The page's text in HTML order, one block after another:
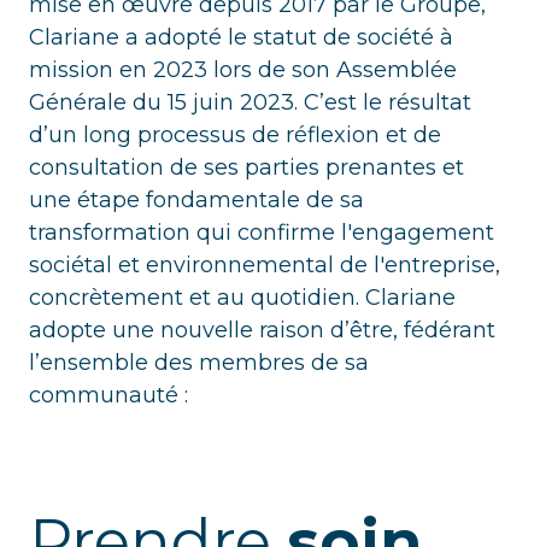
Clariane a adopté le statut de société à
mission en 2023 lors de son Assemblée
Générale du 15 juin 2023. C’est le résultat
d’un long processus de réflexion et de
consultation de ses parties prenantes et
une étape fondamentale de sa
transformation qui confirme l'engagement
sociétal et environnemental de l'entreprise,
concrètement et au quotidien. Clariane
adopte une nouvelle raison d’être, fédérant
l’ensemble des membres de sa
communauté :